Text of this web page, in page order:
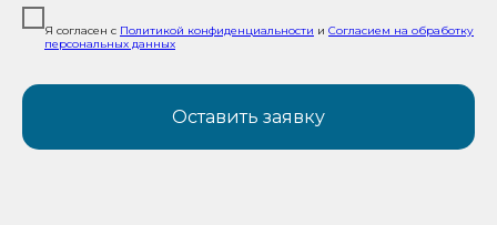
Я согласен с Политикой конфиденциальности и Согласием на обработку
персональных данных
Оставить заявку